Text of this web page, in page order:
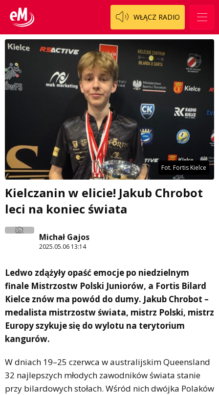
WŁĄCZ RADIO
Fot. Fortis Kielce
Kielczanin w elicie! Jakub Chrobot
leci na koniec świata
Michał Gajos
2025.05.06 13:14
Ledwo zdążyły opaść emocje po niedzielnym
finale Mistrzostw Polski Juniorów, a Fortis Bilard
Kielce znów ma powód do dumy. Jakub Chrobot –
medalista mistrzostw świata, mistrz Polski, mistrz
Europy szykuje się do wylotu na terytorium
kangurów.
W dniach 19–25 czerwca w australijskim Queensland
32 najlepszych młodych zawodników świata stanie
przy bilardowych stołach. Wśród nich dwójka Polaków